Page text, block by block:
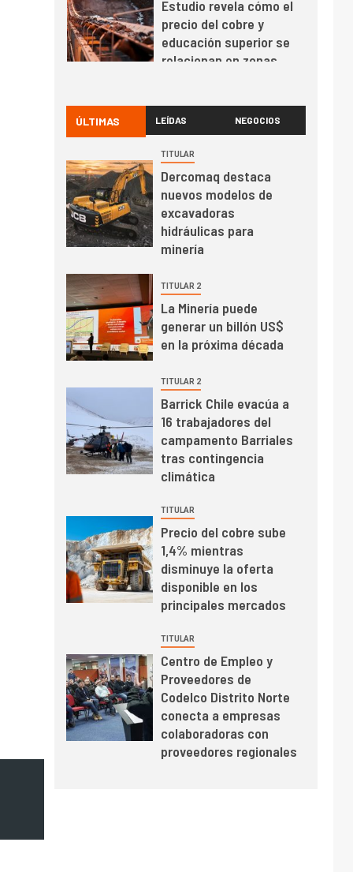
Codelco reporta Ebitda
de US$ 6.670 millones
y mejora sus
indicadores financieros
Codelco Ventanas
prueba camión 100%
eléctrico para
transportar cátodos al
Puerto de San Antonio
2 I+D
Producción minera en
mayo de 2026 cae
10,6%
3
PIB minero impacta el
crecimiento regional:
Banco Central reporta
resultados dispares en
Informe bimensual de
Cochilco: precio del
cobre alcanza
máximos por escasez
de concentrados
5 I+D
Estudio revela cómo el
precio del cobre y
educación superior se
relacionan en zonas
mineras
6
BHP proyecta
producción de cobre
de toneladas tras
récord en Escondida
7 I+D
Codelco reporta Ebitda
de US$ 6.670 millones
y mejora sus
indicadores financieros
ÚLTIMAS LEÍDAS NEGOCIOS
TITULAR
Dercomaq destaca
nuevos modelos de
excavadoras
hidráulicas para
minería
TITULAR 2
La Minería puede
generar un billón US$
en la próxima década
TITULAR 2
Barrick Chile evacúa a
16 trabajadores del
campamento Barriales
tras contingencia
climática
TITULAR
Precio del cobre sube
1,4% mientras
disminuye la oferta
disponible en los
principales mercados
TITULAR
Centro de Empleo y
Proveedores de
Codelco Distrito Norte
conecta a empresas
colaboradoras con
proveedores regionales